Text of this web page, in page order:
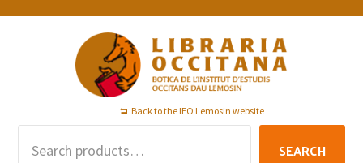
Skip
Skip
Skip
Back to the IEO Lemosin website
SEARCH